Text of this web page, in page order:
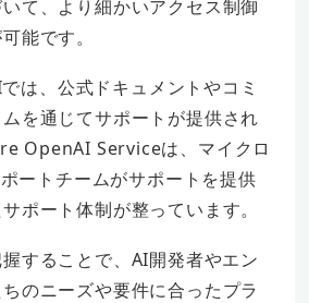
て、より細かいアクセス制御
能です。
は、公式ドキュメントやコミ
を通じてサポートが提供され
OpenAI Serviceは、マイクロ
ートチームがサポートを提供
ポート体制が整っています。
することで、AI開発者やエン
のニーズや要件に合ったプラ